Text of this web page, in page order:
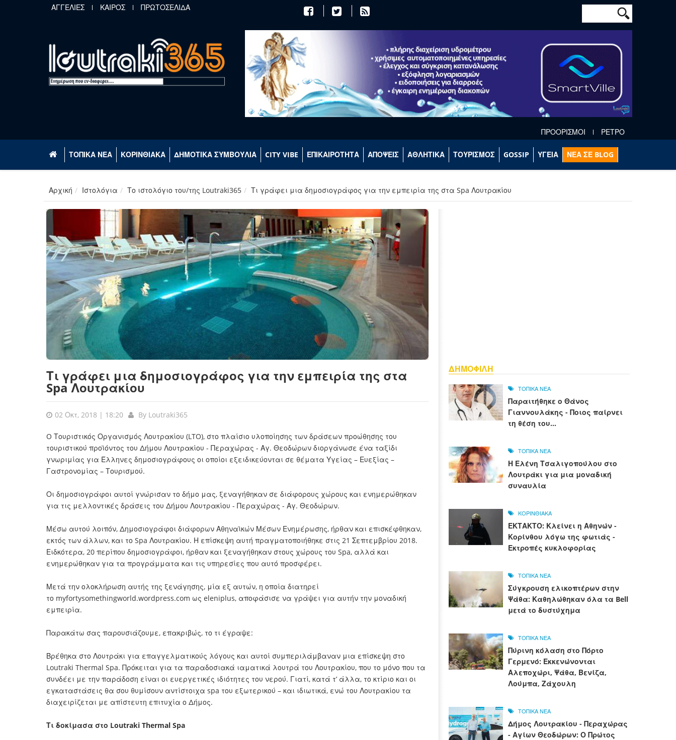
Παράκαμψη προς το κυρίως περιεχόμενο
ΑΓΓΕΛΙΕΣ ΚΑΙΡΟΣ ΠΡΩΤΟΣΕΛΙΔΑ Φόρμα
Αναζήτηση
ΠΡΟΟΡΙΣΜΟΙ ΡΕΤΡΟ
ΤΟΠΙΚΑ ΝΕΑ ΚΟΡΙΝΘΙΑΚΑ ΔΗΜΟΤΙΚΑ ΣΥΜΒΟΥΛΙΑ CITY VIBE ΕΠΙΚΑΙΡΟΤΗΤΑ ΑΠΟΨΕΙΣ ΑΘΛΗΤΙΚΑ ΤΟΥΡΙΣΜΟΣ GOSSIP ΥΓΕΙΑ ΝΕΑ ΣΕ BLOG
Αρχική Ιστολόγια Το ιστολόγιο του/της Loutraki365 Τι γράφει μια δημοσιογράφος για την εμπειρία της στα Spa Λουτρακίου
Τι γράφει μια δημοσιογράφος για την εμπειρία της στα
Spa Λουτρακίου
02 Οκτ, 2018 | 18:20 By Loutraki365
O Τουριστικός Οργανισμός Λουτρακίου (LTO), στο πλαίσιο υλοποίησης των δράσεων προώθησης του
τουριστικού προϊόντος του Δήμου Λουτρακίου - Περαχώρας - Αγ. Θεοδώρων διοργάνωσε ένα ταξίδι
γνωριμίας για Έλληνες δημοσιογράφους οι οποίοι εξειδικεύονται σε θέματα Υγείας – Ευεξίας –
Γαστρονομίας – Τουρισμού.
Οι δημοσιογράφοι αυτοί γνώρισαν το δήμο μας, ξεναγήθηκαν σε διάφορους χώρους και ενημερώθηκαν
για τις μελλοντικές δράσεις του Δήμου Λουτρακίου - Περαχώρας - Αγ. Θεοδώρων.
Μέσω αυτού λοιπόν, Δημοσιογράφοι διάφορων Αθηναϊκών Μέσων Ενημέρωσης, ήρθαν και επισκέφθηκαν,
εκτός των άλλων, και το Spa Λουτρακίου. Η επίσκεψη αυτή πραγματοποιήθηκε στις 21 Σεπτεμβρίου 2018.
Ειδκότερα, 20 περίπου δημοσιογράφοι, ήρθαν και ξεναγήθηκαν στους χώρους του Spa, αλλά και
ενημερώθηκαν για τα προγράμματα και τις υπηρεσίες που αυτό προσφέρει.
Μετά την ολοκλήρωση αυτής της ξενάγησης, μία εξ αυτών, η οποία διατηρεί
το myfortysomethingworld.wordpress.com ως eleniplus, αποφάσισε να γράψει για αυτήν την μοναδική
εμπειρία.
Παρακάτω σας παρουσιάζουμε, επακριβώς, το τι έγραψε:
Βρέθηκα στο Λουτράκι για επαγγελματικούς λόγους και αυτοί συμπεριλάμβαναν μια επίσκεψη στο
Loutraki Thermal Spa. Πρόκειται για τα παραδοσιακά ιαματικά λουτρά του Λουτρακίου, που το μόνο που τα
συνδέει με την παράδοση είναι οι ευεργετικές ιδιότητες του νερού. Γιατί, κατά τ’ άλλα, το κτίριο και οι
εγκαταστάσεις θα σου θυμίσουν αντίστοιχα spa του εξωτερικού – και ιδιωτικά, ενώ του Λουτρακίου τα
διαχειρίζεται με απίστευτη επιτυχία ο Δήμος.
Τι δοκίμασα στο Loutraki Thermal Spa
ΔΗΜΟΦΙΛΗ
ΤΟΠΙΚΑ ΝΕΑ
Παραιτήθηκε ο Θάνος
Γιαννουλάκης - Ποιος παίρνει
τη θέση του...
ΤΟΠΙΚΑ ΝΕΑ
Η Ελένη Τσαλιγοπούλου στο
Λουτράκι για μια μοναδική
συναυλία
ΚΟΡΙΝΘΙΑΚΑ
ΕΚΤΑΚΤΟ: Κλείνει η Αθηνών -
Κορίνθου λόγω της φωτιάς -
Εκτροπές κυκλοφορίας
ΤΟΠΙΚΑ ΝΕΑ
Σύγκρουση ελικοπτέρων στην
Ψάθα: Καθηλώθηκαν όλα τα Bell
μετά το δυστύχημα
ΤΟΠΙΚΑ ΝΕΑ
Πύρινη κόλαση στο Πόρτο
Γερμενό: Εκκενώνονται
Αλεποχώρι, Ψάθα, Βενίζα,
Λούμπα, Ζάχουλη
ΤΟΠΙΚΑ ΝΕΑ
Δήμος Λουτρακίου - Περαχώρας
- Αγίων Θεοδώρων: Ο Πρώτος